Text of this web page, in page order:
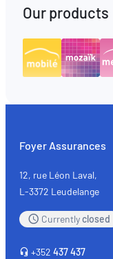
Our products
Foyer Assurances
12, rue Léon Laval,
L-3372 Leudelange
Currentlyclosed
+352 437 437